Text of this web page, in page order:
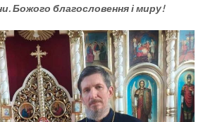
Божого благословення і миру!